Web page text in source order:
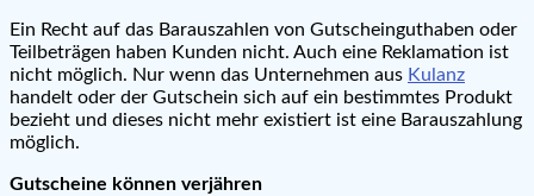
Ein Recht auf das Barauszahlen von Gutscheinguthaben oder
Teilbeträgen haben Kunden nicht. Auch eine Reklamation ist
nicht möglich. Nur wenn das Unternehmen aus Kulanz
handelt oder der Gutschein sich auf ein bestimmtes Produkt
bezieht und dieses nicht mehr existiert ist eine Barauszahlung
möglich.
Gutscheine können verjähren